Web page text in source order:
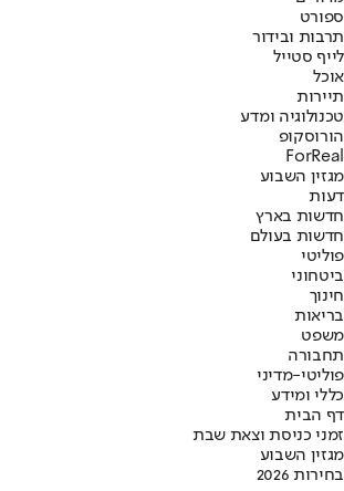
ספורט
תרבות ובידור
לייף סטייל
אוכל
תיירות
טכנולוגיה ומדע
הורוסקופ
ForReal
מגזין השבוע
דעות
חדשות בארץ
חדשות בעולם
פוליטי
ביטחוני
חינוך
בריאות
משפט
תחבורה
פוליטי-מדיני
כללי ומידע
דף הבית
זמני כניסת וצאת שבת
מגזין השבוע
בחירות 2026